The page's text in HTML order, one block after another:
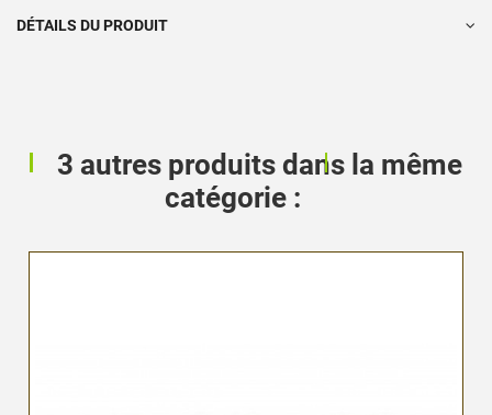
DÉTAILS DU PRODUIT
3 autres produits dans la même
catégorie :